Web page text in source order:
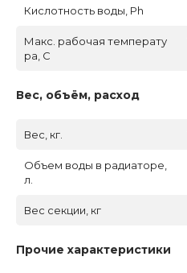
Кислотность воды, Ph
Макс. рабочая температу
ра, C
Вес, объём, расход
Вес, кг.
Объем воды в радиаторе,
л.
Вес секции, кг
Прочие характеристики